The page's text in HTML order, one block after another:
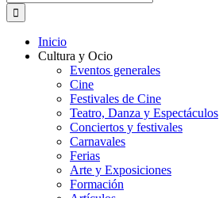
Inicio
Cultura y Ocio
Eventos generales
Cine
Festivales de Cine
Teatro, Danza y Espectáculos
Conciertos y festivales
Carnavales
Ferias
Arte y Exposiciones
Formación